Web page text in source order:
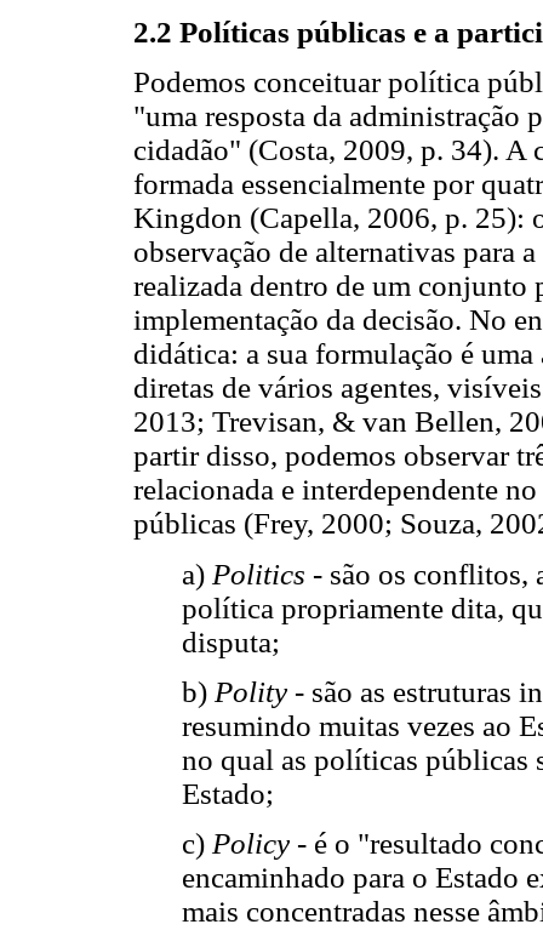
2.2 Políticas públicas e a
Podemos conceituar política
"uma resposta da administração
cidadão" (Costa, 2009, p. 34).
formada essencialmente por
Kingdon (Capella, 2006, p. 25):
observação de alternativas para
realizada dentro de um conjunto
implementação da decisão. No
didática: a sua formulação é
diretas de vários agentes,
2013; Trevisan, & van Bellen,
partir disso, podemos observar
relacionada e interdependente
públicas (Frey, 2000; Souza,
a) Politics - são os conflitos,
política propriamente dita,
disputa;
b) Polity - são as estruturas
resumindo muitas vezes ao
no qual as políticas públicas
Estado;
c) Policy - é o "resultado
encaminhado para o Estado
mais concentradas nesse